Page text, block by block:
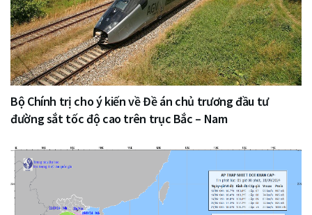
Bộ Chính trị cho ý kiến về Đề án chủ trương đầu tư
đường sắt tốc độ cao trên trục Bắc – Nam